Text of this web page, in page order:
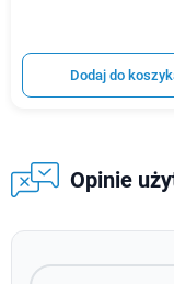
Dodaj do
Opinie